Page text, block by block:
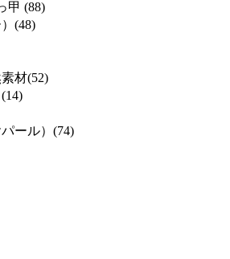
甲 (88)
(48)
材(52)
ール）(74)